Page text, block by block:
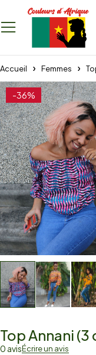
Accueil Femmes
-36%
Top Annani
0 avisÉcrire un avis